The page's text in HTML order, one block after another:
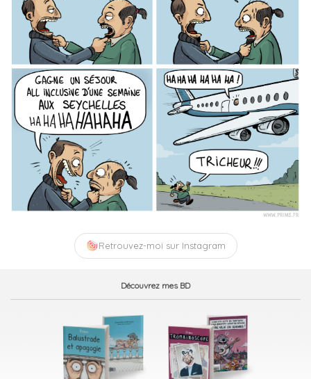
Retrouvez-moi sur Instagram
Découvrez mes BD